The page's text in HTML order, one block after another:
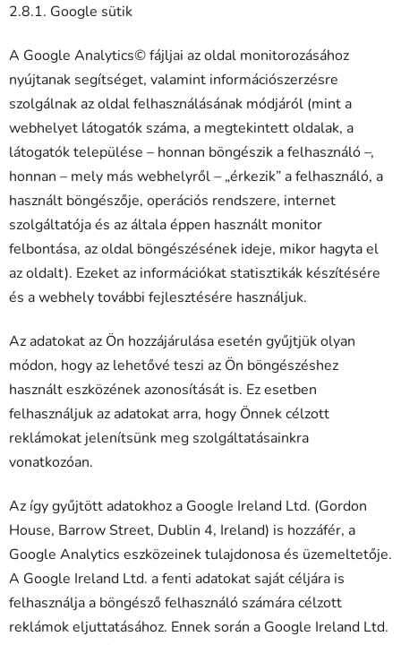
2.8.1. Google sütik
A Google Analytics© fájljai az oldal monitorozásához
nyújtanak segítséget, valamint információszerzésre
szolgálnak az oldal felhasználásának módjáról (mint a
webhelyet látogatók száma, a megtekintett oldalak, a
látogatók települése – honnan böngészik a felhasználó –,
honnan – mely más webhelyről – „érkezik” a felhasználó, a
használt böngészője, operációs rendszere, internet
szolgáltatója és az általa éppen használt monitor
felbontása, az oldal böngészésének ideje, mikor hagyta el
az oldalt). Ezeket az információkat statisztikák készítésére
és a webhely további fejlesztésére használjuk.
Az adatokat az Ön hozzájárulása esetén gyűjtjük olyan
módon, hogy az lehetővé teszi az Ön böngészéshez
használt eszközének azonosítását is. Ez esetben
felhasználjuk az adatokat arra, hogy Önnek célzott
reklámokat jelenítsünk meg szolgáltatásainkra
vonatkozóan.
Az így gyűjtött adatokhoz a Google Ireland Ltd. (Gordon
House, Barrow Street, Dublin 4, Ireland) is hozzáfér, a
Google Analytics eszközeinek tulajdonosa és üzemeltetője.
A Google Ireland Ltd. a fenti adatokat saját céljára is
felhasználja a böngésző felhasználó számára célzott
reklámok eljuttatásához. Ennek során a Google Ireland Ltd.